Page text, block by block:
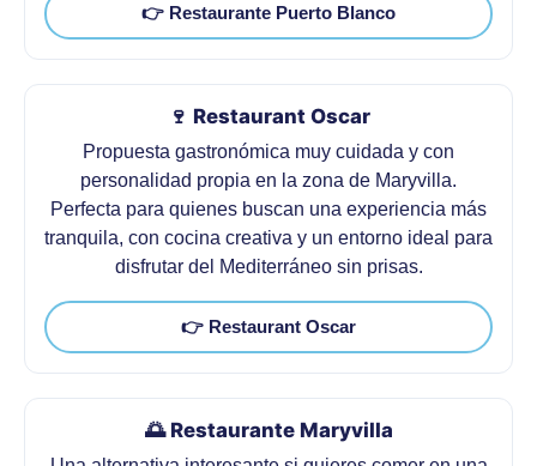
👉 Restaurante Puerto Blanco
🍷 Restaurant Oscar
Propuesta gastronómica muy cuidada y con
personalidad propia en la zona de Maryvilla.
Perfecta para quienes buscan una experiencia más
tranquila, con cocina creativa y un entorno ideal para
disfrutar del Mediterráneo sin prisas.
👉 Restaurant Oscar
🌅 Restaurante Maryvilla